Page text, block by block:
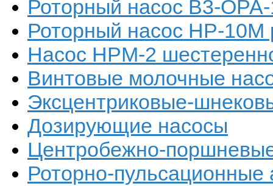
Роторный насос В3-
Роторный насос НР-10М
Насос НРМ-2
Винтовые молочные
Эксцентриковые-
Дозирующие насосы
Центробежно-
Роторно-пульсационные